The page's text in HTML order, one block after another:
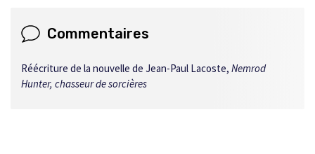
Commentaires
Réécriture de la nouvelle de Jean-Paul Lacoste, Nemrod
Hunter, chasseur de sorcières